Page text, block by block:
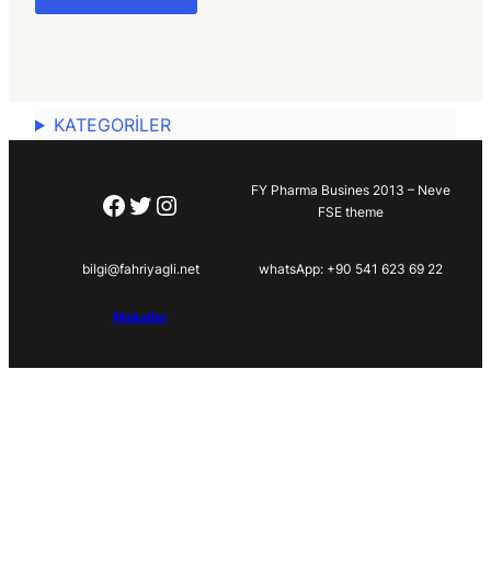
KATEGORİLER
Facebook
Twitter
InstagramFY Pharma Busines 2013 – Neve
FSE theme
bilgi@fahriyagli.net whatsApp: +90 541 623 69 22
Makaller